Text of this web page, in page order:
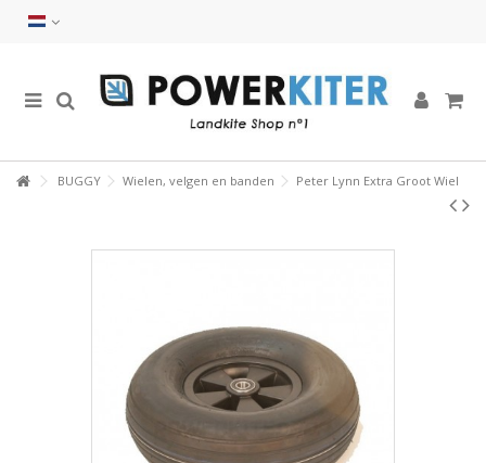
BUGGY Wielen, velgen en banden Peter Lynn Extra Groot Wiel